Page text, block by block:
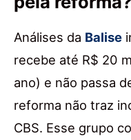
Análises da Balise
recebe até R$ 20
ano) e não passa
reforma não traz
CBS. Esse grupo